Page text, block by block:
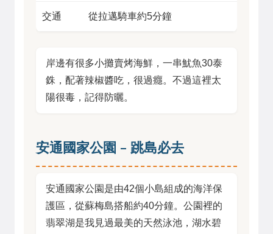
交通 從拉邁騎車約5分鐘
岸邊有很多小攤賣烤海鮮，一串魷魚30泰
銖，配著辣椒醬吃，很過癮。不過這裡太
陽很毒，記得防曬。
安通國家公園 – 跳島必去
安通國家公園是由42個小島組成的海洋保
護區，從蘇梅島搭船約40分鐘。公園裡的
翡翠湖是我見過最美的天然泳池，湖水碧